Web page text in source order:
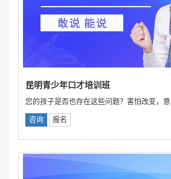
昆明青少年口才培训班
您的孩子是否也存在这些问题？害怕改变，意
咨询 报名